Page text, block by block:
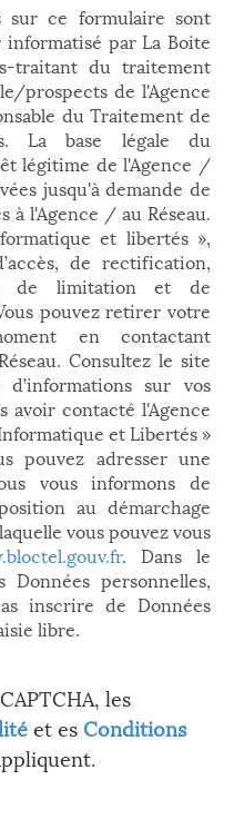
sur ce formulaire sont
par La Boite
traitant du traitement
prospects de l'Agence
du Traitement de
La base légale du
légitime de l'Agence /
jusqu'à demande de
à l'Agence / au Réseau.
et libertés »,
de rectification,
de limitation et de
pouvez retirer votre
en contactant
Consultez le site
sur vos
avoir contacté l'Agence
et Libertés »
pouvez adresser une
vous informons de
au démarchage
vous pouvez vous
. Dans le
personnelles,
inscrire de Données
libre.
les
et esConditions